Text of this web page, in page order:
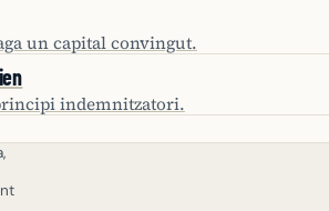
un capital convingut.
indemnitzatori.